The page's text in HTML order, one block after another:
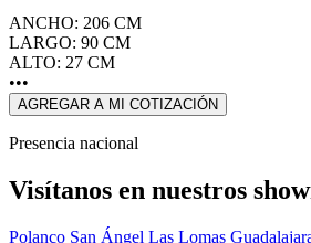
ANCHO: 206 CM
LARGO: 90 CM
ALTO: 27 CM
•••
AGREGAR A MI COTIZACIÓN
Presencia nacional
Visítanos en nuestros
Polanco San Ángel Las Lomas